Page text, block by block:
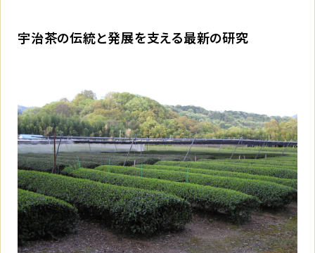
宇治茶の伝統と発展を支える最新の研究